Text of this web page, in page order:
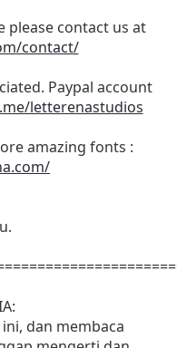
please contact us at
contact/
Paypal account
letterenastudios
amazing fonts :
dan membaca